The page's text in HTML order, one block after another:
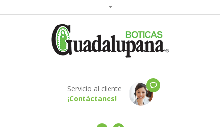
Servicio al cliente
¡Contáctanos!